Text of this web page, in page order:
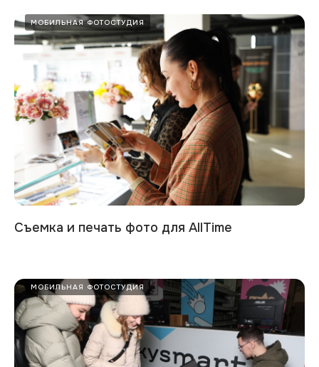
МОБИЛЬНАЯ ФОТОСТУДИЯ
Съемка и печать фото для AllTime
МОБИЛЬНАЯ ФОТОСТУДИЯ